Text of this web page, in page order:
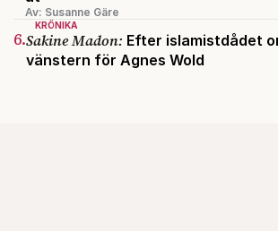
Av: Susanne Gäre
KRÖNIKA
6.Sakine Madon: Efter islamistdådet
vänstern för Agnes Wold